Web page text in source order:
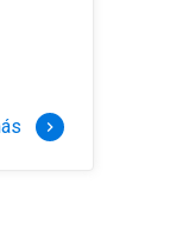
keyboard_arrow_right